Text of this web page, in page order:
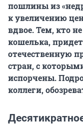
пошлины из
к увеличению
вдвое. Тем, кто
кошелька,
отечественную
стран, с
испорчены.
коллеги,